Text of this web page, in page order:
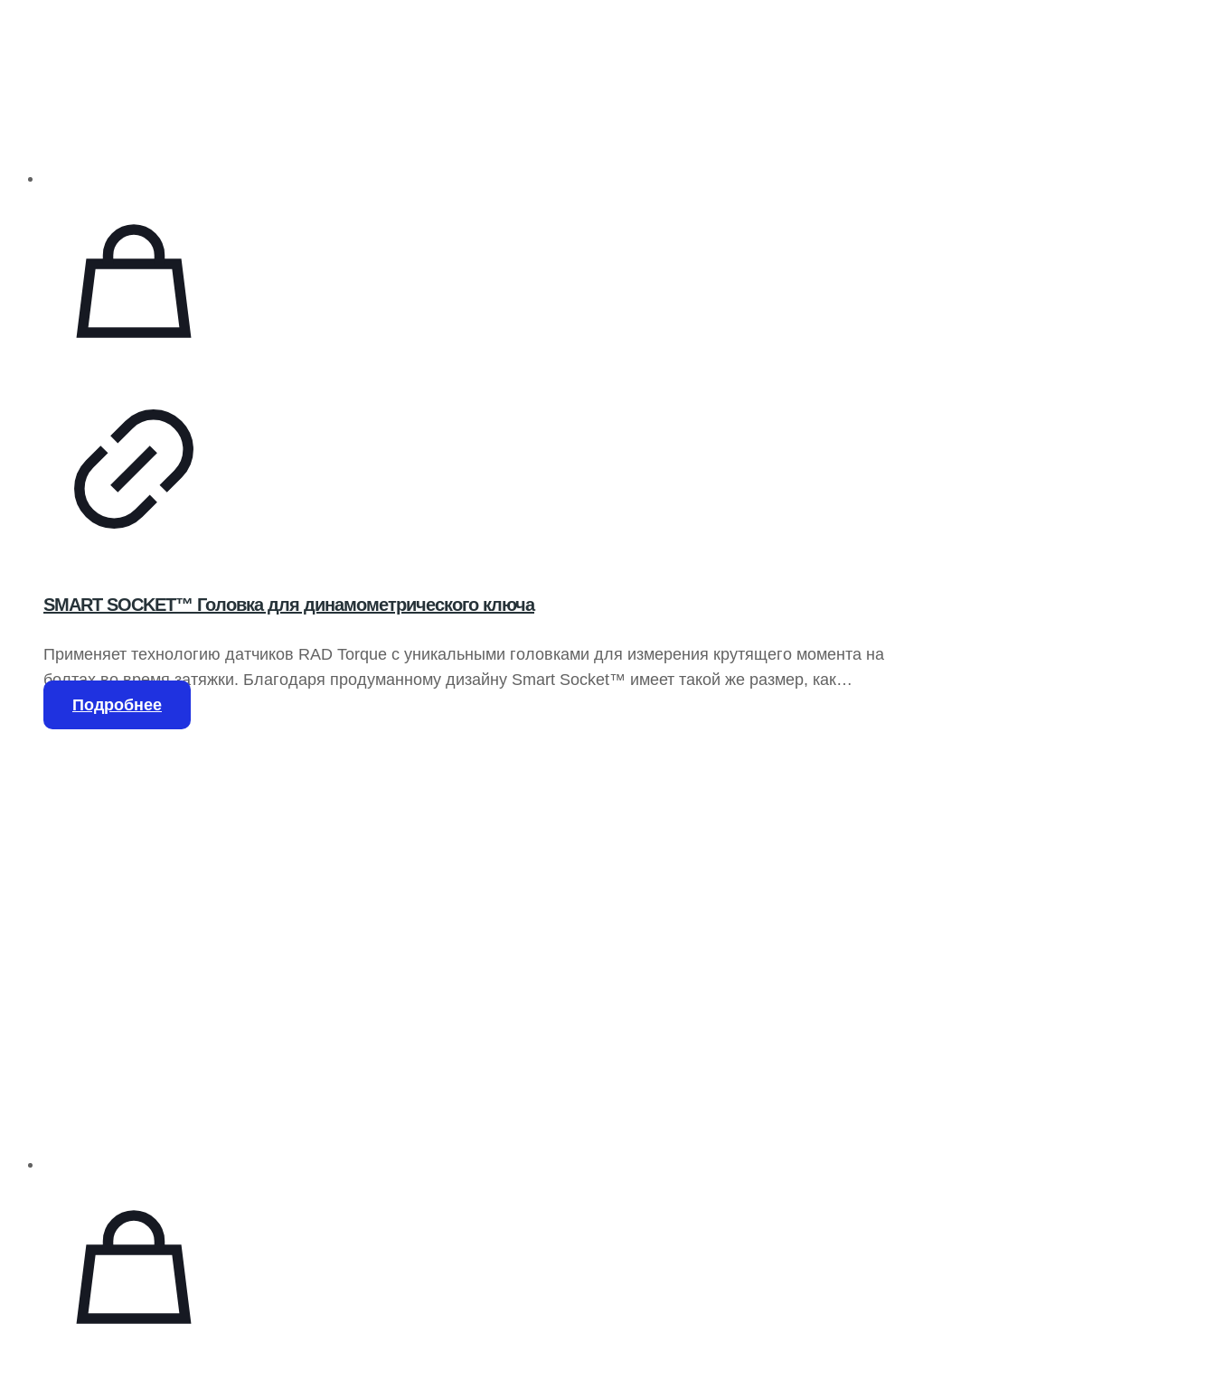
SMART SOCKET™ Головка для динамометрического ключа
Применяет технологию датчиков RAD Torque с уникальными головками для измерения крутящего момента на
болтах во время затяжки. Благодаря продуманному дизайну Smart Socket™ имеет такой же размер, как
стандартная розетка, что в сочетании с компактными размерами и передовыми технологиями делает его
отличным инструментом для контроля болтовых соединений и базовой калибровки различных
Подробнее